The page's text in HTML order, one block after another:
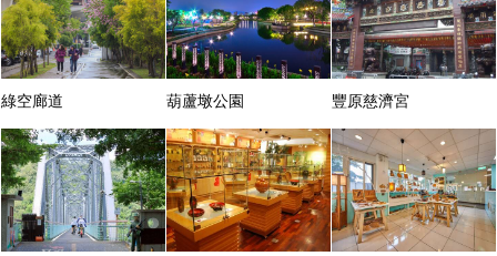
綠空廊道 葫蘆墩公園 豐原慈濟宮